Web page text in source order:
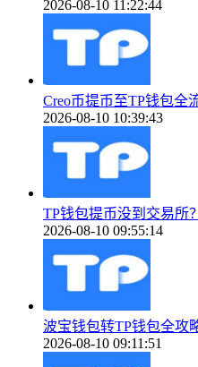
2026-08-10 11:22:44
Creo币提币至TP钱包全
2026-08-10 10:39:43
TP钱包提币没到交易所
2026-08-10 09:55:14
波宝钱包转TP钱包全攻
2026-08-10 09:11:51